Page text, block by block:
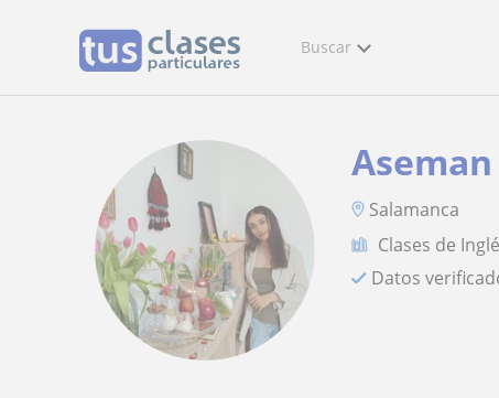
Buscar
Aseman
Salamanca
Clases de
Datos